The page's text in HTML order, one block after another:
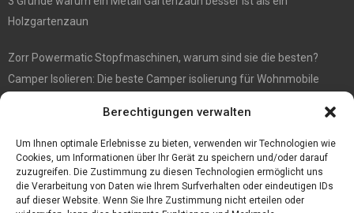
Berechtigungen verwalten
Um Ihnen optimale Erlebnisse zu bieten, verwenden wir Technologien wie
Cookies, um Informationen über Ihr Gerät zu speichern und/oder darauf
zuzugreifen. Die Zustimmung zu diesen Technologien ermöglicht uns
die Verarbeitung von Daten wie Ihrem Surfverhalten oder eindeutigen IDs
auf dieser Website. Wenn Sie Ihre Zustimmung nicht erteilen oder
Holzgartenzaun
Zorr Powermatic Stopfmaschinen, warum sind sie die besten?
Camper Isolieren: Die beste Camper isolierung für Wohnmobile
Immobilienmakler Gökay Gündüz
Masterarbeit auf Englisch: Anleitung zum Verfassen